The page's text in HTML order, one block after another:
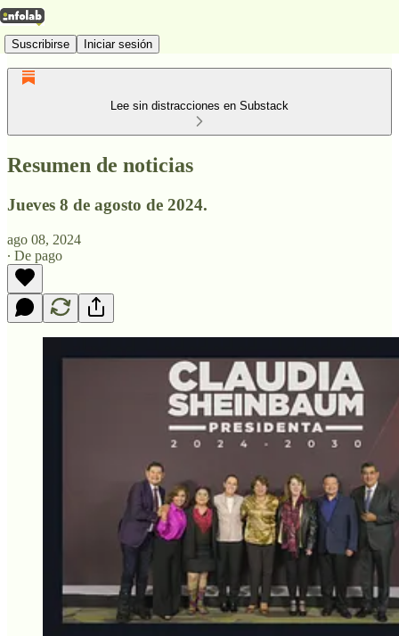
Suscribirse Iniciar sesión
Lee sin distracciones en Substack
Resumen de noticias
Jueves 8 de agosto de 2024.
ago 08, 2024
∙ De pago